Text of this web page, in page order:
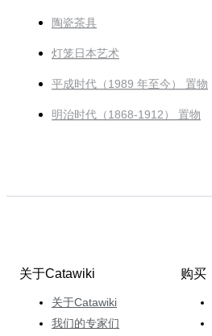
陶瓷茶具
灯笼日本艺术
平成时代（1989 年至今） 置物
明治时代（1868-1912） 置物
关于Catawiki
关于Catawiki
我们的专家们
购买